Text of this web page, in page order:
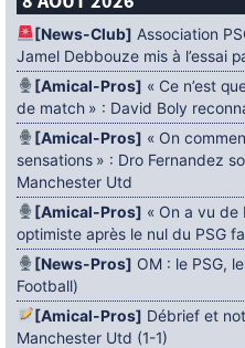
[News-Club] Association
Jamel Debbouze mis à l’essai
[Amical-Pros] « Ce n’est
de match » : David Boly
[Amical-Pros] « On
sensations » : Dro Fernandez
Manchester Utd
[Amical-Pros] « On a vu de
optimiste après le nul du PSG
[News-Pros] OM : le PSG,
Football)
[Amical-Pros] Débrief et
Manchester Utd (1-1)